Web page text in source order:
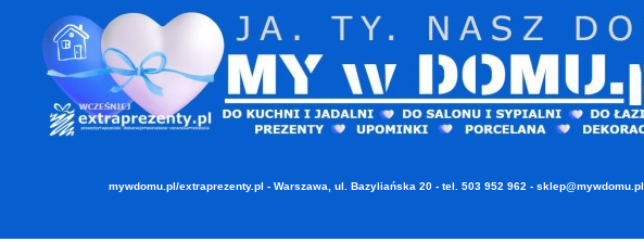
mywdomu.pl/extraprezenty.pl - Warszawa, ul. Bazyliańska 20 - tel. 503 952 962 - sklep@mywdomu.pl